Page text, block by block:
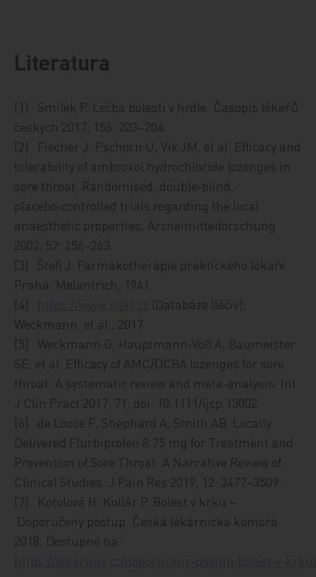
Literatura
[1] Smilek P. Léčba bolesti v hrdle. Časopis lékařů
českých 2017; 156: 203–204.
[2] Fischer J, Pschorn U, Vix JM, et al. Efficacy and
tolerability of ambroxol hydrochloride lozenges in
sore throat. Randomised, double‑blind,
placebo‑controlled trials regarding the local
anaesthetic properties. Arzneimittelforschung
2002; 52: 256–263.
[3] Štefl J. Farmakotherapie praktického lékaře.
Praha: Melantrich, 1941.
[4]
(Databáze lléčiv);
Weckmann, et al., 2017
[5] Weckmann G, Hauptmann‑Voß A, Baumeister
SE, et al. Efficacy of AMC/DCBA lozenges for sore
throat: A systematic review and meta‑analysis. Int
J Clin Pract 2017; 71; doi: 10.1111/ijcp.13002.
[6] de Looze F, Shephard A, Smith AB. Locally
Delivered Flurbiprofen 8.75 mg for Treatment and
Prevention of Sore Throat: A Narrative Review of
Clinical Studies. J Pain Res 2019; 12: 3477–3509.
[7] Kotolová H, Kollár P. Bolest v krku –
Doporučený postup. Česká lékárnická komora
2018. Dostupné na: